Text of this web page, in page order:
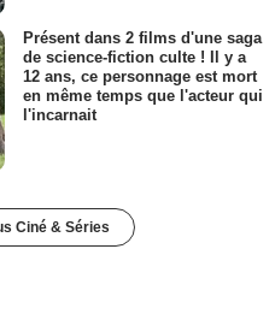
Présent dans 2 films d'une saga
de science-fiction culte ! Il y a
12 ans, ce personnage est mort
en même temps que l'acteur qui
l'incarnait
Ciné & Séries